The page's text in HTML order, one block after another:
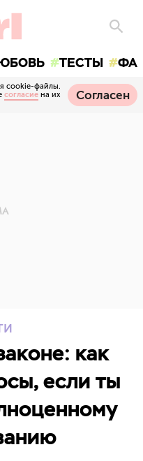
ТЕСТЫ
cookie-файлы.
согласие на их
Согласен
как
если ты